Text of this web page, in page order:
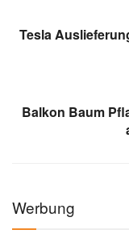
Tesla
Balkon Baum
Werbung